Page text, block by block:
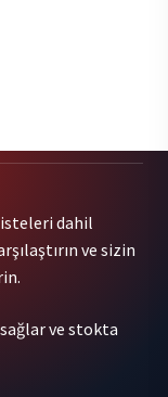
dahil
ve sizin
ve stokta